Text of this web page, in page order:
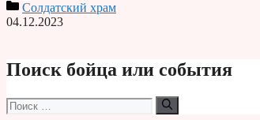
PrintСолдатский храм
04.12.2023
Поиск бойца или события
Поиск: